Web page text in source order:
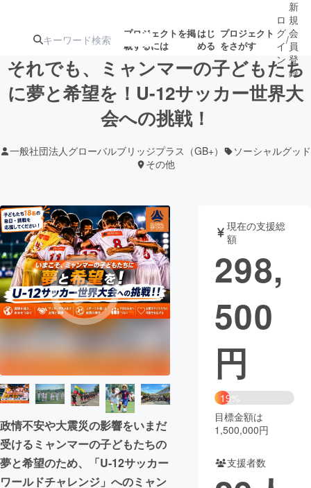
プロジェクトを掲
載するには
はじ
める
プロジェクト
をさがす
注目の新着プロ 募集終了が近いプ
テクノロジー・ガジェット ゲーム・サ
映像・映画 書籍・雑誌
ビジネス・起業
まちづくり・地域活性化
CAMPFIRE for Social Good CAMPFIRE Creation
CAMPFIREふるさと納税machi-ya コミュニティ
ロ
グ
イ
ン
/
新
規
会
員
登
録
それでも、ミャンマーの子どもたち
に夢と希望を！U-12サッカー世界大
会への挑戦！
一般社団法人グローバルブリッジプラス（GB+）
ソーシャルグッド
その他
政情不安や大震災の影響をいまだ
受けるミャンマーの子どもたちの
夢と希望のため、「U-12サッカー
ワールドチャレンジ」へのミャン
現在の支援総
額
298,
500
円
19%
目標金額は
1,500,000円
支援者数